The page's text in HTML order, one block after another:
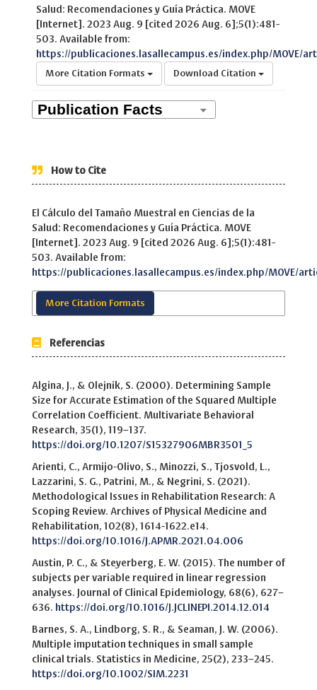
Salud: Recomendaciones y Guía Práctica. MOVE
[Internet]. 2023 Aug. 9 [cited 2026 Aug. 6];5(1):481-
503. Available from:
https://publicaciones.lasallecampus.es/index.php/MOVE/
More Citation Formats Download Citation
How to Cite
El Cálculo del Tamaño Muestral en Ciencias de la
Salud: Recomendaciones y Guía Práctica. MOVE
[Internet]. 2023 Aug. 9 [cited 2026 Aug. 6];5(1):481-
503. Available from:
https://publicaciones.lasallecampus.es/index.php/MOVE/
More Citation Formats
Referencias
Algina, J., & Olejnik, S. (2000). Determining Sample
Size for Accurate Estimation of the Squared Multiple
Correlation Coefficient. Multivariate Behavioral
Research, 35(1), 119–137.
https://doi.org/10.1207/S15327906MBR3501_5
Arienti, C., Armijo-Olivo, S., Minozzi, S., Tjosvold, L.,
Lazzarini, S. G., Patrini, M., & Negrini, S. (2021).
Methodological Issues in Rehabilitation Research: A
Scoping Review. Archives of Physical Medicine and
Rehabilitation, 102(8), 1614-1622.e14.
https://doi.org/10.1016/J.APMR.2021.04.006
Austin, P. C., & Steyerberg, E. W. (2015). The number of
subjects per variable required in linear regression
analyses. Journal of Clinical Epidemiology, 68(6), 627–
636. https://doi.org/10.1016/J.JCLINEPI.2014.12.014
Barnes, S. A., Lindborg, S. R., & Seaman, J. W. (2006).
Multiple imputation techniques in small sample
clinical trials. Statistics in Medicine, 25(2), 233–245.
https://doi.org/10.1002/SIM.2231